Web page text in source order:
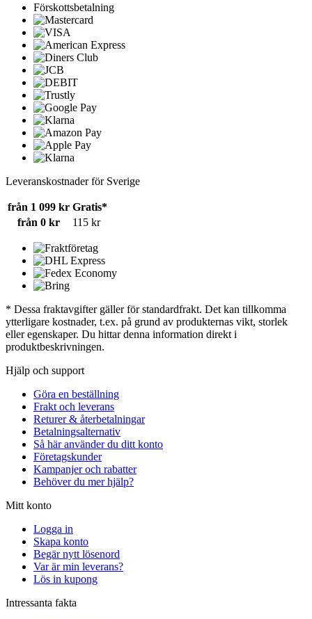
Förskottsbetalning
Leveranskostnader för Sverige
från 1 099 kr Gratis*
från 0 kr
115 kr
* Dessa fraktavgifter gäller för standardfrakt. Det kan tillkomma
ytterligare kostnader, t.ex. på grund av produkternas vikt, storlek
eller egenskaper. Du hittar denna information direkt i
produktbeskrivningen.
Hjälp och support
Göra en beställning
Frakt och leverans
Returer & återbetalningar
Betalningsalternativ
Så här använder du ditt konto
Företagskunder
Kampanjer och rabatter
Behöver du mer hjälp?
Mitt konto
Logga in
Skapa konto
Begär nytt lösenord
Var är min leverans?
Lös in kupong
Intressanta fakta